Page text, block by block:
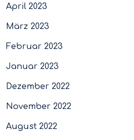
April 2023
März 2023
Februar 2023
Januar 2023
Dezember 2022
November 2022
August 2022